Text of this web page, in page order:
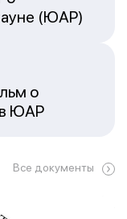
(ЮАР)
о
в ЮАР
Все документы